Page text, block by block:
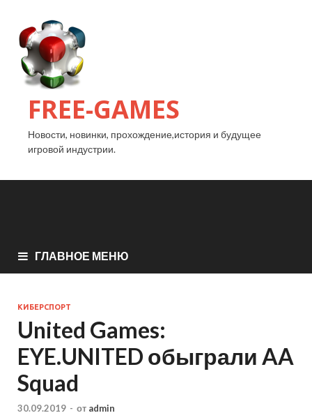
FREE-GAMES
Новости, новинки, прохождение,история и будущее
игровой индустрии.
ГЛАВНОЕ МЕНЮ
КИБЕРСПОРТ
United Games:
EYE.UNITED обыграли AA
Squad
30.09.2019 - от admin